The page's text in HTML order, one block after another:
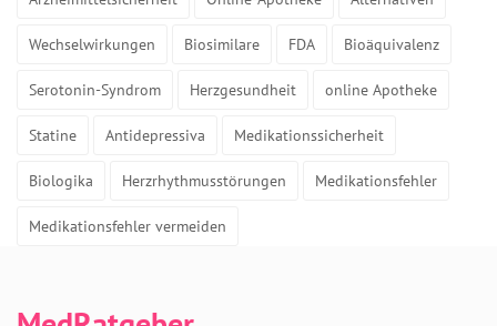
Wechselwirkungen Biosimilare FDA Bioäquivalenz
Serotonin-Syndrom Herzgesundheit online Apotheke
Statine Antidepressiva Medikationssicherheit
Biologika Herzrhythmusstörungen Medikationsfehler
Medikationsfehler vermeiden